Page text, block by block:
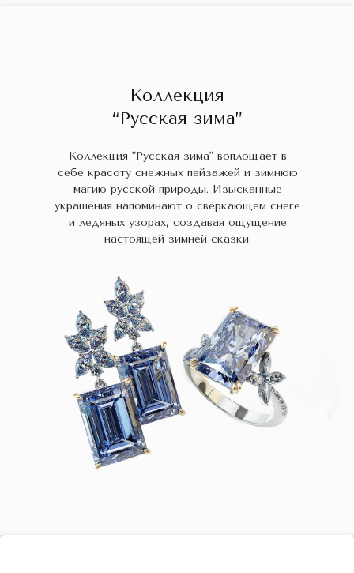
Коллекция
“Русская зима”
Коллекция "Русская зима" воплощает в
себе красоту снежных пейзажей и зимнюю
магию русской природы. Изысканные
украшения напоминают о сверкающем снеге
и ледяных узорах, создавая ощущение
настоящей зимней сказки.